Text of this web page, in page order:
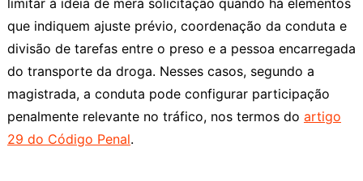
que indiquem ajuste prévio, coordenação da conduta e
divisão de tarefas entre o preso e a pessoa encarregada
do transporte da droga. Nesses casos, segundo a
magistrada, a conduta pode configurar participação
penalmente relevante no tráfico, nos termos do artigo
29 do Código Penal.